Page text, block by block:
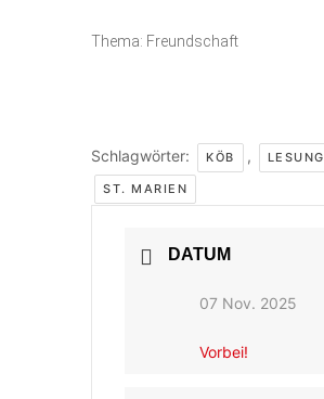
Thema: Freundschaft
Schlagwörter: KÖB , LESUNG
ST. MARIEN
DATUM
07 Nov. 2025
Vorbei!